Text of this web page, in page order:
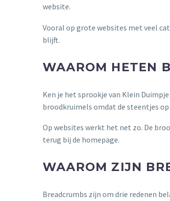
website.
Vooral op grote websites met veel
blijft.
WAAROM HETEN
Ken je het sprookje van Klein
broodkruimels omdat de steentjes
Op websites werkt het net zo. De
terug bij de homepage.
WAAROM ZIJN
Breadcrumbs zijn om drie redenen